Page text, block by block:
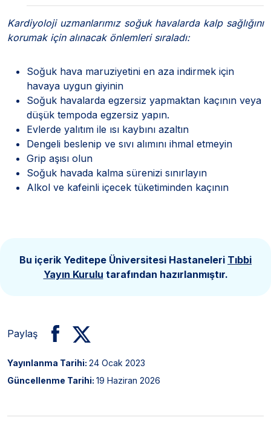
Kardiyoloji uzmanlarımız soğuk havalarda kalp sağlığını
korumak için alınacak önlemleri sıraladı:
Soğuk hava maruziyetini en aza indirmek için
havaya uygun giyinin
Soğuk havalarda egzersiz yapmaktan kaçının veya
düşük tempoda egzersiz yapın.
Evlerde yalıtım ile ısı kaybını azaltın
Dengeli beslenip ve sıvı alımını ihmal etmeyin
Grip aşısı olun
Soğuk havada kalma sürenizi sınırlayın
Alkol ve kafeinli içecek tüketiminden kaçının
Bu içerik Yeditepe Üniversitesi Hastaneleri Tıbbi
Yayın Kurulu tarafından hazırlanmıştır.
Paylaş
Yayınlanma Tarihi: 24 Ocak 2023
Güncellenme Tarihi: 19 Haziran 2026